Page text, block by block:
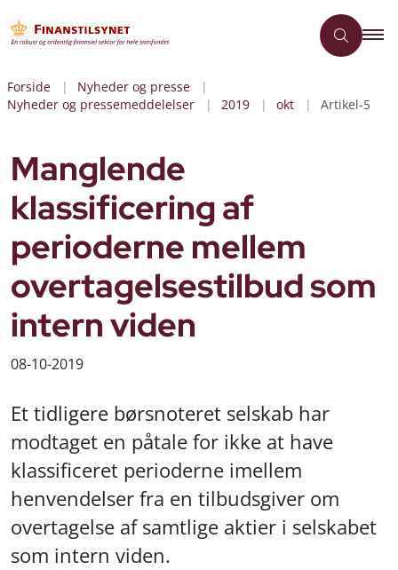
Forside
Nyheder og presse
Nyheder og pressemeddelelser
2019 okt Artikel-5
Manglende
klassificering af
perioderne mellem
overtagelsestilbud som
intern viden
08-10-2019
Et tidligere børsnoteret selskab har
modtaget en påtale for ikke at have
klassificeret perioderne imellem
henvendelser fra en tilbudsgiver om
overtagelse af samtlige aktier i selskabet
som intern viden.